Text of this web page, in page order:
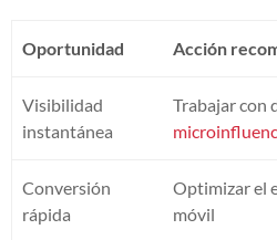
Oportunidad Acción
Visibilidad
instantánea
Trabajar con
Conversión
rápida
Optimizar el
móvil